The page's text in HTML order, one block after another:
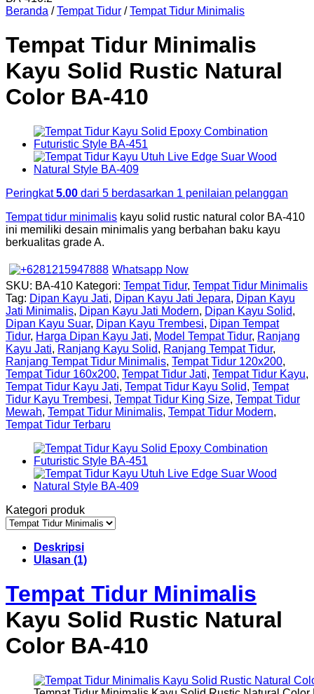
Beranda / Tempat Tidur / Tempat Tidur Minimalis
Tempat Tidur Minimalis
Kayu Solid Rustic Natural
Color BA-410
Peringkat5.00 dari 5 berdasarkan 1 penilaian pelanggan
Tempat tidur minimalis kayu solid rustic natural color BA-410
ini memiliki desain minimalis yang berbahan baku kayu
berkualitas grade A.
Whatsapp Now
SKU: BA-410 Kategori: Tempat Tidur, Tempat Tidur Minimalis
Tag: Dipan Kayu Jati, Dipan Kayu Jati Jepara, Dipan Kayu
Jati Minimalis, Dipan Kayu Jati Modern, Dipan Kayu Solid,
Dipan Kayu Suar, Dipan Kayu Trembesi, Dipan Tempat
Tidur, Harga Dipan Kayu Jati, Model Tempat Tidur, Ranjang
Kayu Jati, Ranjang Kayu Solid, Ranjang Tempat Tidur,
Ranjang Tempat Tidur Minimalis, Tempat Tidur 120x200,
Tempat Tidur 160x200, Tempat Tidur Jati, Tempat Tidur Kayu,
Tempat Tidur Kayu Jati, Tempat Tidur Kayu Solid, Tempat
Tidur Kayu Trembesi, Tempat Tidur King Size, Tempat Tidur
Mewah, Tempat Tidur Minimalis, Tempat Tidur Modern,
Tempat Tidur Terbaru
Kategori produk
Deskripsi
Ulasan (1)
Tempat Tidur Minimalis
Kayu Solid Rustic Natural
Color BA-410